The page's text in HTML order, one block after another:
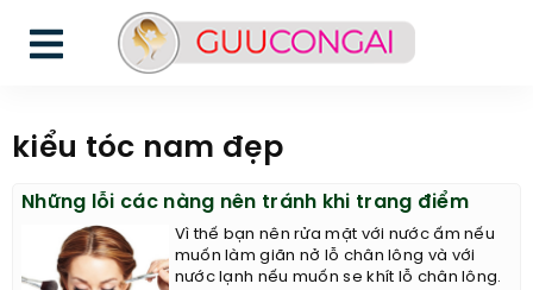
kiểu tóc nam đẹp
Những lỗi các nàng nên tránh khi trang điểm
Vì thế bạn nên rửa mặt với nước ấm nếu
muốn làm giãn nở lỗ chân lông và với
nước lạnh nếu muốn se khít lỗ chân lông.